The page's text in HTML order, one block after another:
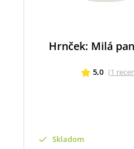
Hrnček: Milá
5,0 (1
Skladom